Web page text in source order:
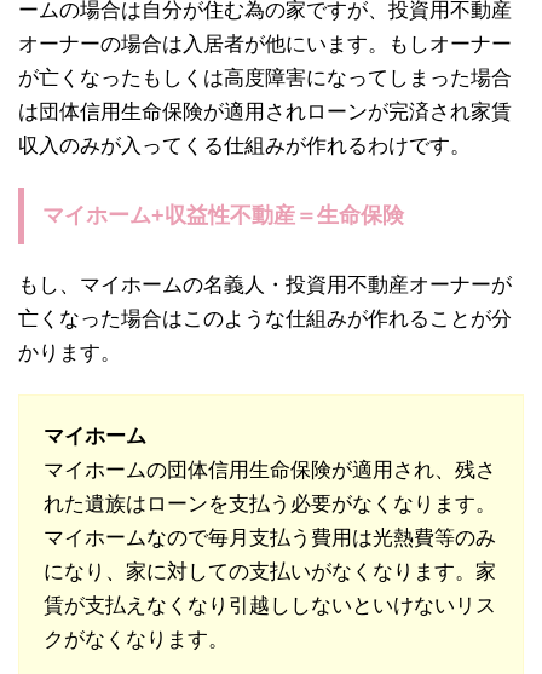
ームの場合は自分が住む為の家ですが、投資用不動産
オーナーの場合は入居者が他にいます。もしオーナー
が亡くなったもしくは高度障害になってしまった場合
は団体信用生命保険が適用されローンが完済され家賃
収入のみが入ってくる仕組みが作れるわけです。
マイホーム+収益性不動産＝生命保険
もし、マイホームの名義人・投資用不動産オーナーが
亡くなった場合はこのような仕組みが作れることが分
かります。
マイホーム
マイホームの団体信用生命保険が適用され、残さ
れた遺族はローンを支払う必要がなくなります。
マイホームなので毎月支払う費用は光熱費等のみ
になり、家に対しての支払いがなくなります。家
賃が支払えなくなり引越ししないといけないリス
クがなくなります。